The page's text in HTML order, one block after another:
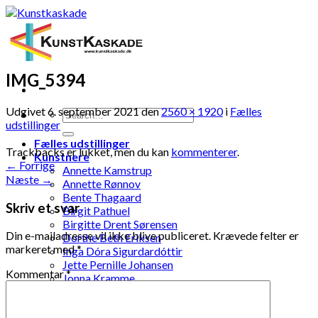
Skip
content
Fælles udstillinger
Kunstnere
Annette Kamstrup
Annette Rønnov
Bente Thagaard
Birgit Pathuel
Birgitte Drent Sørensen
Dorthe Beth Eriksen
Inga Dóra Sigurdardóttir
Jette Pernille Johansen
Jonna Kramme
IMG_5394
Udgivet6. september 2021den2560 × 1920i Fælles
udstillinger
Trackbacks er lukket, men du kan kommenterer.
← Forrige
Næste →
Skriv et svar
Din e-mailadresse vil ikke blive publiceret. Krævede felter er
markeret med*
Kommentar*